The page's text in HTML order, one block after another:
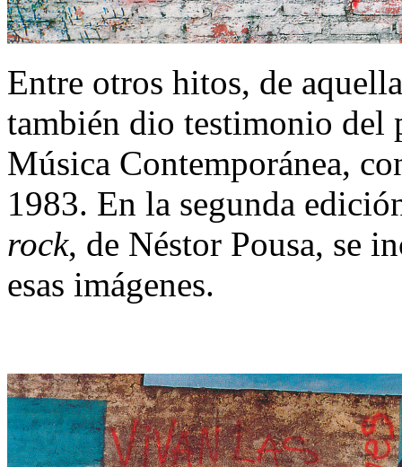
Entre otros hitos, de
también dio testimonio del
Música Contemporánea,
1983. En la segunda
rock, de Néstor Pousa, se
esas imágenes.